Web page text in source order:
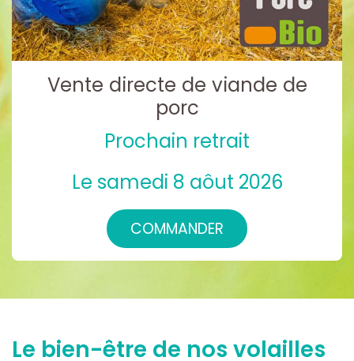
Vente directe de viande de
porc
Prochain retrait
Le samedi 8 aôut 2026
COMMANDER
Le bien-être de nos volailles